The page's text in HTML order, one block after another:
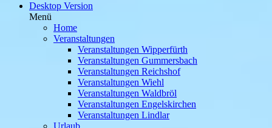
Desktop Version
Menü
Home
Veranstaltungen
Veranstaltungen Wipperfürth
Veranstaltungen Gummersbach
Veranstaltungen Reichshof
Veranstaltungen Wiehl
Veranstaltungen Waldbröl
Veranstaltungen Engelskirchen
Veranstaltungen Lindlar